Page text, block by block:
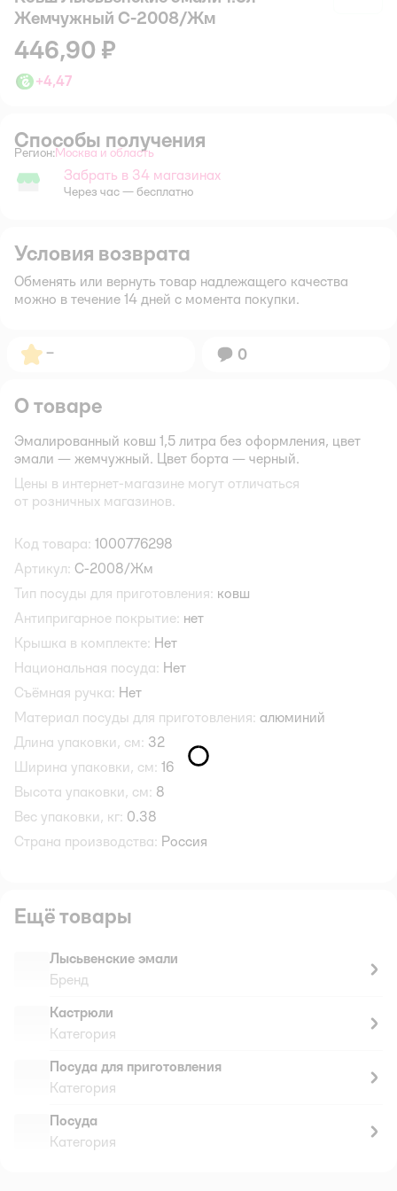
Жемчужный С-2008/Жм
446,90 ₽
+4,47
Способы получения
Регион: Выбор адреса доставки.
Москва и область
Забрать в магазине
Забрать в 34 магазинах
Через час — бесплатно
Условия возврата
Обменять или вернуть товар надлежащего качества
можно в течение 14 дней с момента покупки.
Рейтинг:
– Вопросов:
0
О товаре
Эмалированный ковш 1,5 литра без оформления, цвет
эмали — жемчужный. Цвет борта — черный.
Цены в интернет-магазине могут отличаться
от розничных магазинов.
Код товара: 1000776298
Артикул: С-2008/Жм
Тип посуды для приготовления: ковш
Антипригарное покрытие: нет
Крышка в комплекте: Нет
Национальная посуда: Нет
Съёмная ручка: Нет
Материал посуды для приготовления: алюминий
Длина упаковки, см: 32
Ширина упаковки, см: 16
Высота упаковки, см: 8
Вес упаковки, кг: 0.38
Страна производства: Россия
Ещё товары
Лысьвенские эмали
Бренд
Кастрюли
Категория
Посуда для приготовления
Категория
Посуда
Категория